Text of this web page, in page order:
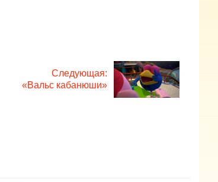
Следующая:
«Вальс кабанюши»